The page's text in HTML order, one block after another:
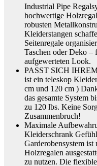
Industrial Pipe
hochwertige
robusten
Kleiderstangen
Seitenregale
Taschen oder Deko –
aufgewerteten Look.
PASST SICH
ist ein teleskop
cm und 120 cm )
das gesamte System
zu 120 lbs. Keine
Zusammenbruch!
Maximale
Kleiderschrank
Garderobensystem ist
Holzregalen
zu nutzen. Die